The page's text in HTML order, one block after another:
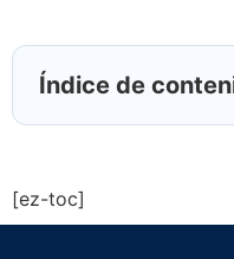
Índice de
[ez-toc]